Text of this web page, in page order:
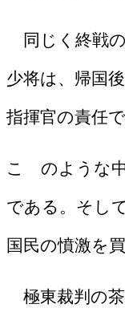
同じく終戦
少将は、帰国
指揮官の責任
こ のような中
である。そし
国民の憤激を
極東裁判の